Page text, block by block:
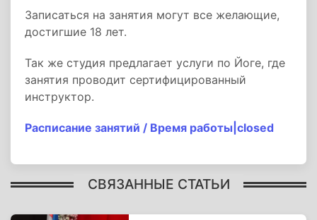
Записаться на занятия могут все желающие,
достигшие 18 лет.
Так же студия предлагает услуги по Йоге, где
занятия проводит сертифицированный
инструктор.
Расписание занятий / Время работы|closed
СВЯЗАННЫЕ СТАТЬИ